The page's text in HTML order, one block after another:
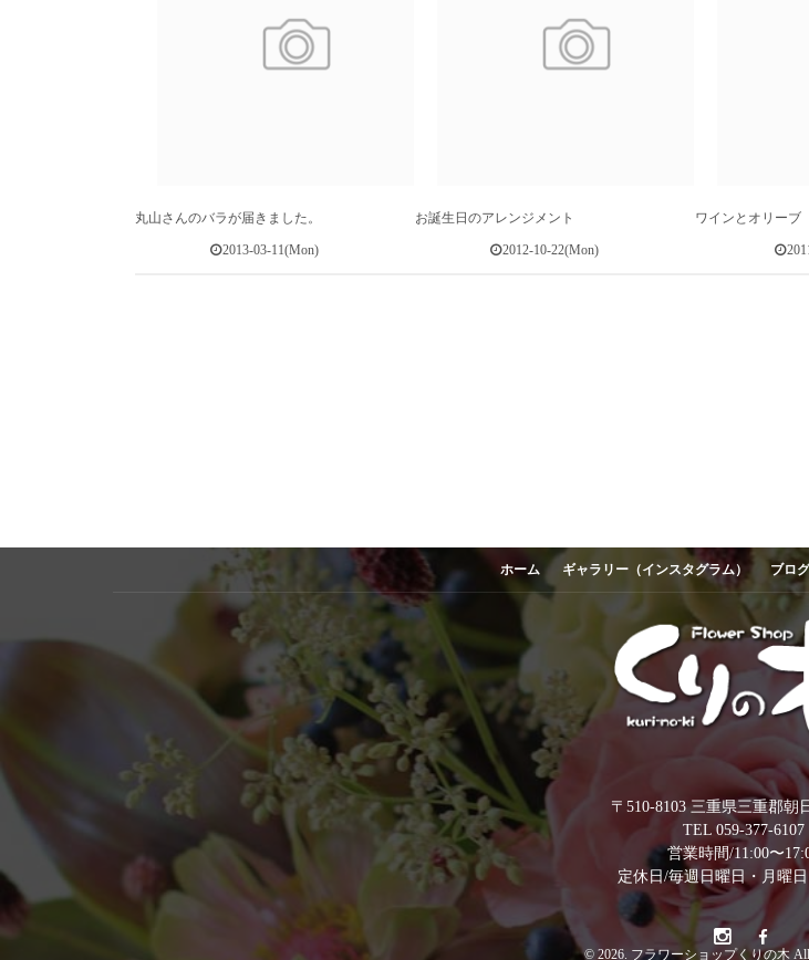
丸山さんのバラが届きました。
2013-03-11(Mon)
お誕生日のアレンジメント
2012-10-22(Mon)
ワインとオリーブ
ホーム ギャラリー（インスタグラム） ブログ
〒510-8103 三重県三重郡朝
TEL 059-377-6107
営業時間/11:00〜
定休日/毎週日曜日・月曜
© 2026. フラワーショップくりの木 All